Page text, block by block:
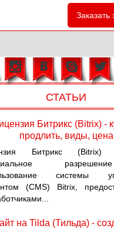
Заказать
СТАТЬИ
Битрикс (Bitrix) -
продлить, виды, цена
Битрикс
системы
(CMS) Bitrix,
на Tilda (Тильда) -